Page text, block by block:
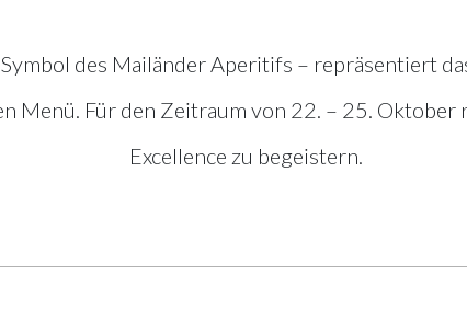
des Mailänder Aperitifs – repräsentiert
Für den Zeitraum von 22. – 25. Oktober
Excellence zu begeistern.